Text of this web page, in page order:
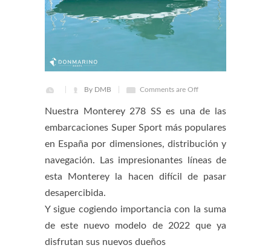
By DMB Comments are Off
Nuestra Monterey 278 SS es una de las
embarcaciones Super Sport más populares
en España por dimensiones, distribución y
navegación. Las impresionantes líneas de
esta Monterey la hacen difícil de pasar
desapercibida.
Y sigue cogiendo importancia con la suma
de este nuevo modelo de 2022 que ya
disfrutan sus nuevos dueños